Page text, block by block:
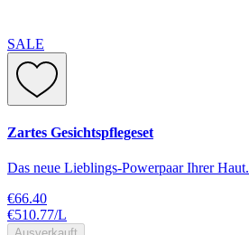
SALE
Zartes Gesichtspflegeset
Das neue Lieblings-Powerpaar Ihrer Haut.
€66.40
€510.77/L